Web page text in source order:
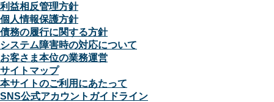
利益相反管理方針
個人情報保護方針
債務の履行に関する方針
システム障害時の対応について
お客さま本位の業務運営
サイトマップ
本サイトのご利用にあたって
SNS公式アカウントガイドライン